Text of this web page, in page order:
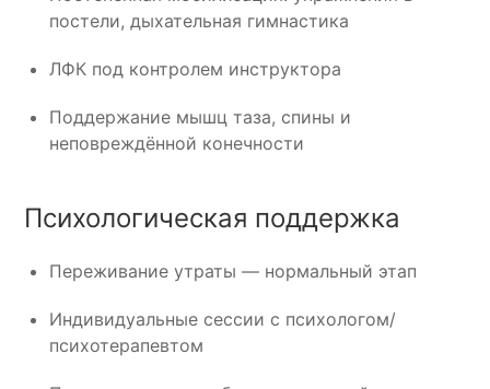
постели, дыхательная гимнастика
ЛФК под контролем инструктора
Поддержание мышц таза, спины и
неповреждённой конечности
Психологическая поддержка
Переживание утраты — нормальный этап
Индивидуальные сессии с психологом/
психотерапевтом